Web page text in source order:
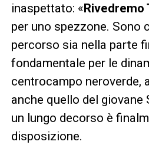
inaspettato: «
per uno spezzone. Sono
percorso sia nella parte
fondamentale per le
centrocampo neroverde,
anche quello del giovane
un lungo decorso è
disposizione.